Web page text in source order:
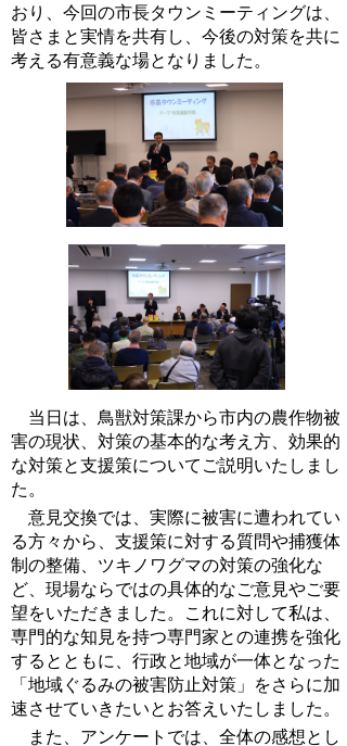
おり、今回の市長タウンミーティングは、
皆さまと実情を共有し、今後の対策を共に
考える有意義な場となりました。
当日は、鳥獣対策課から市内の農作物被
害の現状、対策の基本的な考え方、効果的
な対策と支援策についてご説明いたしまし
た。
意見交換では、実際に被害に遭われてい
る方々から、支援策に対する質問や捕獲体
制の整備、ツキノワグマの対策の強化な
ど、現場ならではの具体的なご意見やご要
望をいただきました。これに対して私は、
専門的な知見を持つ専門家との連携を強化
するとともに、行政と地域が一体となった
「地域ぐるみの被害防止対策」をさらに加
速させていきたいとお答えいたしました。
また、アンケートでは、全体の感想とし